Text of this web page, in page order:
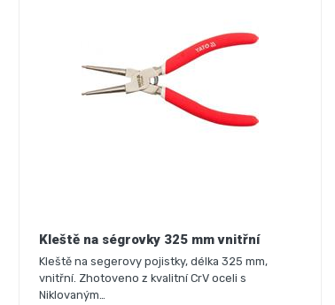
Kleště na ségrovky 325 mm vnitřní
Kleště na segerovy pojistky, délka 325 mm,
vnitřní. Zhotoveno z kvalitní CrV oceli s
Niklovaným…